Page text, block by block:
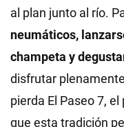
al plan junto al río.
neumáticos,
champeta y
disfrutar
pierda El Paseo 7,
que esta tradición